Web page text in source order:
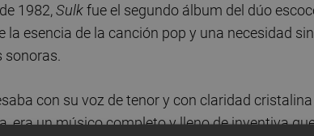
1982,Sulkfue el segundo álbum del dúo
esencia de la canción pop y una necesidad
sonoras.
con su voz de tenor y con claridad
era un músico completo y lleno de inventiva